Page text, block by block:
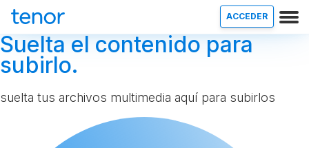
ACCEDER
Suelta el contenido para
subirlo.
suelta tus archivos multimedia aquí para subirlos